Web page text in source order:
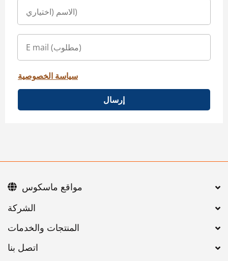
سياسة الخصوصية
إرسال
اتصل بنا
مواقع ماسكوس